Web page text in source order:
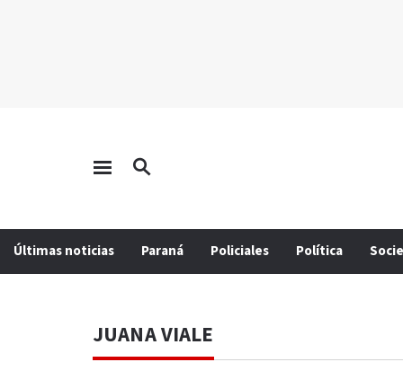
Últimas noticias Paraná Policiales Política
JUANA VIALE